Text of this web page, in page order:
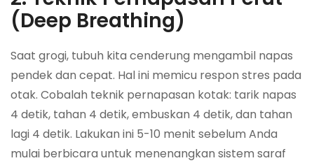
(Deep Breathing)
Saat grogi, tubuh kita cenderung mengambil napas
pendek dan cepat. Hal ini memicu respon stres pada
otak. Cobalah teknik pernapasan kotak: tarik napas
4 detik, tahan 4 detik, embuskan 4 detik, dan tahan
lagi 4 detik. Lakukan ini 5-10 menit sebelum Anda
mulai berbicara untuk menenangkan sistem saraf